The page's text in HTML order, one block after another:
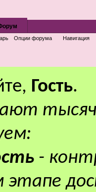
Опции форума Навигация
Гость.
-
этапе